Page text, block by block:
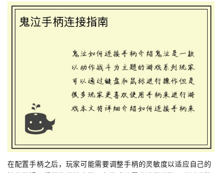
在配置手柄之后，玩家可能需要调整手柄的灵敏度以适应自己的